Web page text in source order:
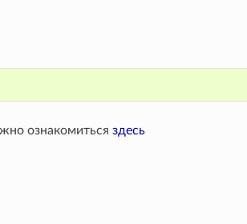
ознакомиться здесь